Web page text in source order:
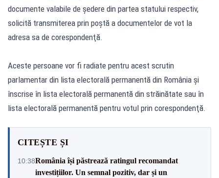
documente valabile de şedere din partea statului respectiv,
solicită transmiterea prin poştă a documentelor de vot la
adresa sa de corespondenţă.
Aceste persoane vor fi radiate pentru acest scrutin
parlamentar din lista electorală permanentă din România şi
înscrise în lista electorală permanentă din străinătate sau în
lista electorală permanentă pentru votul prin corespondenţă.
CITEȘTE ȘI
10:38România își păstrează ratingul recomandat
investițiilor. Un semnal pozitiv, dar și un